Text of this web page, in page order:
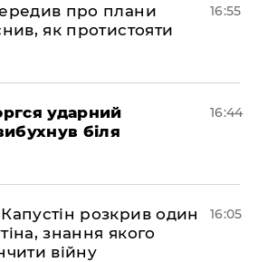
про плани
як протистояти
16:55
ударний
біля
16:44
розкрив один
знання якого
війну
16:05